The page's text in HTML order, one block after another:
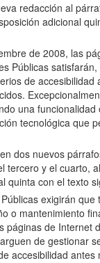
redacción al
adicional
de 2008, las
Públicas
de accesibilidad
una funcionalidad
tecnológica que
dos nuevos
tercero y el cuarto,
quinta con el texto
exigirán que
o mantenimiento
páginas de Internet
de gestionar
accesibilidad antes